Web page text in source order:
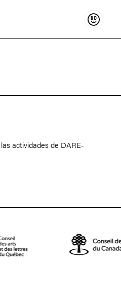
Sostenir
actividades de DARE-